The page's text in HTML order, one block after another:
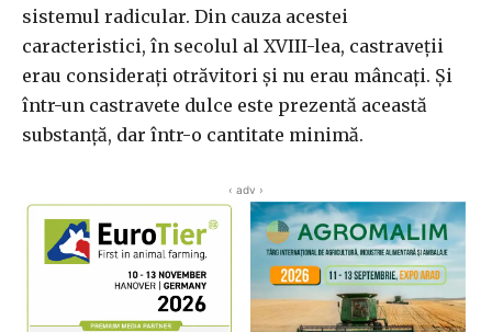
sistemul radicular. Din cauza acestei
caracteristici, în secolul al XVIII-lea, castraveții
erau considerați otrăvitori și nu erau mâncați. Și
într-un castravete dulce este prezentă această
substanță, dar într-o cantitate minimă.
‹ adv ›